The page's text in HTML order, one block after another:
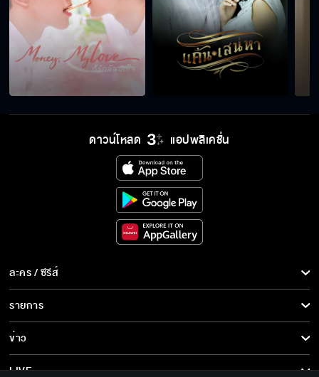
ผมจะอยู่กับคุณแบบนี้แหละ
สัญญาบ้าอะไรเนี่ย
ผู้ชายคนนี้ไม่ใช่คนที่มีเรื่องด้วย
ดาวน์โหลด แอปพลิเคชั่น
ละคร / ซีรีส์
ละคร/ซีรีส์
ซีรีส์นานาชาติ
การ์ตูน & เกม
รายการ
รายการทั้งหมด
ข่าว
ข่าวทั้งหมด
LIVE